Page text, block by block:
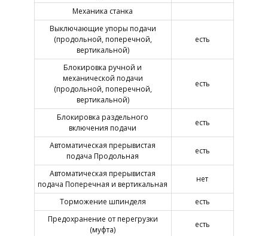
Механика станка
Выключающие упоры подачи
(продольной, поперечной,
вертикальной)
есть
Блокировка ручной и
механической подачи
(продольной, поперечной,
вертикальной)
есть
Блокировка раздельного
включения подачи
есть
Автоматическая прерывистая
подача Продольная
есть
Автоматическая прерывистая
подача Поперечная и вертикальная
нет
Торможение шпинделя
есть
Предохранение от перегрузки
(муфта)
есть